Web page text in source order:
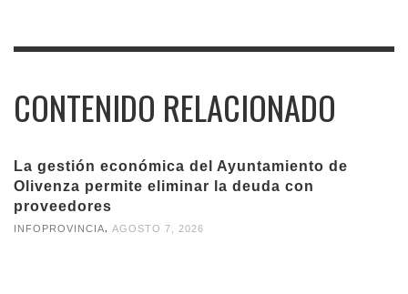
CONTENIDO RELACIONADO
La gestión económica del Ayuntamiento de
Olivenza permite eliminar la deuda con
proveedores
INFOPROVINCIA, AGOSTO 7, 2026